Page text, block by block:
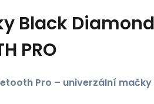
Black Diamond
PRO
Pro – univerzální